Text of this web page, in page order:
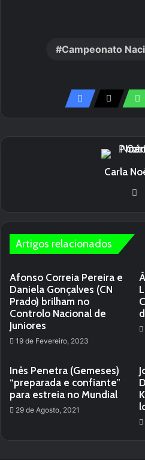
Campeonato
Carla
Artigos relacionados
Afonso Correia Pereira e
Daniela Gonçalves (CN
Prado) brilham no
Controlo Nacional de
Juniores
19 de Fevereiro, 2023
Inês Penetra (Gemeses)
“preparada e confiante”
para estreia no Mundial
29 de Agosto, 2021